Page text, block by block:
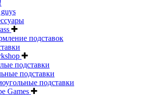
подставок
подставки
подставки
подставки
Games